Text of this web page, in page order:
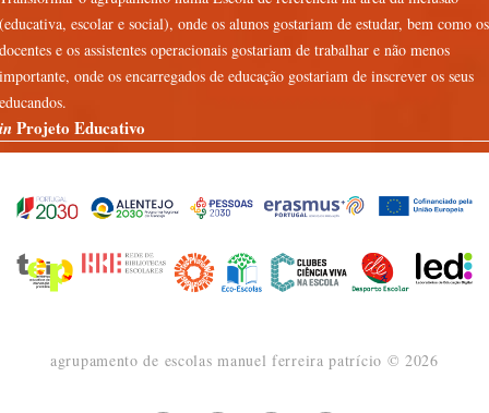
(educativa, escolar e social), onde os alunos gostariam de estudar, bem como os
docentes e os assistentes operacionais gostariam de trabalhar e não menos
importante, onde os encarregados de educação gostariam de inscrever os seus
educandos.
inProjeto Educativo
agrupamento de escolas manuel ferreira patrício ©2026